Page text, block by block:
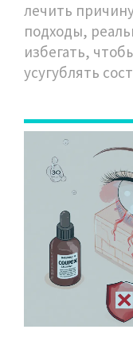
лечить
подходы,
избегать,
усугублять